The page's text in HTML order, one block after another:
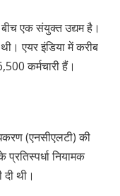
एक संयुक्त उद्यम है।
एयर इंडिया में करीब
कर्मचारी हैं।
(एनसीएलटी) की
नियामक
थी।